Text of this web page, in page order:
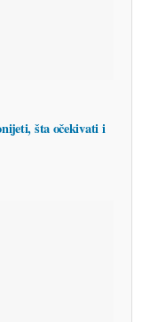
šta očekivati i